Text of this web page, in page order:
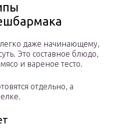
даже начинающему,
Это составное блюдо,
и вареное тесто.
отдельно, а